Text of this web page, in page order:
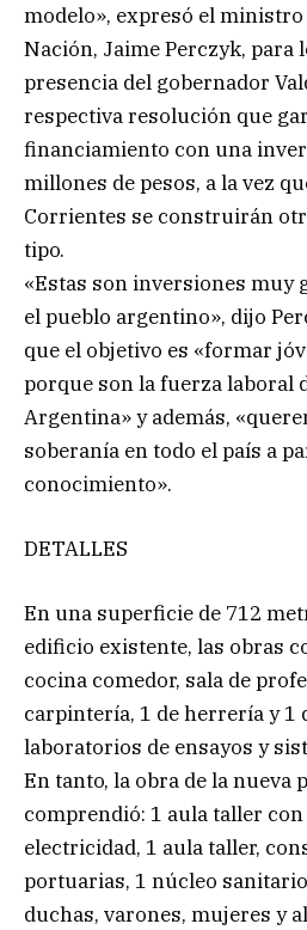
modelo», expresó el ministro
Nación, Jaime Perczyk, para
presencia del gobernador
respectiva resolución que
financiamiento con una
millones de pesos, a la vez
Corrientes se construirán
tipo.
«Estas son inversiones muy
el pueblo argentino», dijo
que el objetivo es «formar
porque son la fuerza laboral
Argentina» y además,
soberanía en todo el país a
conocimiento».
DETALLES
En una superficie de 712
edificio existente, las obras
cocina comedor, sala de
carpintería, 1 de herrería y 1
laboratorios de ensayos y
En tanto, la obra de la nueva
comprendió: 1 aula taller
electricidad, 1 aula taller,
portuarias, 1 núcleo
duchas, varones, mujeres y